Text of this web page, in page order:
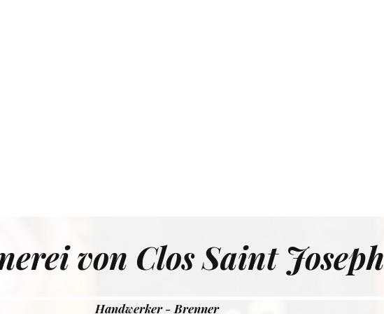
von Clos Saint Joseph
Handwerker - Brenner